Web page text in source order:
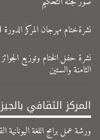
نشرةختام مهرجان المركز الدورة 64
نشرة حفل الختام وتوزيع
الثامنة والستين
المركز الثقافي
ورشة عمل برامج اللغة اليونانية